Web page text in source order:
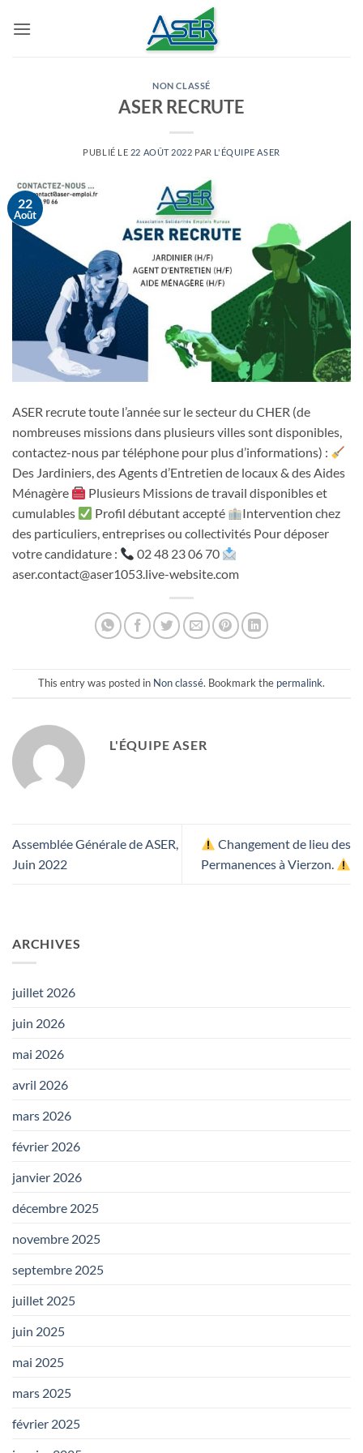
NON CLASSÉ
ASER RECRUTE
PUBLIÉ LE 22 AOÛT 2022 PAR L'ÉQUIPE ASER
22
Août
ASER recrute toute l’année sur le secteur du CHER (de
nombreuses missions dans plusieurs villes sont disponibles,
contactez-nous par téléphone pour plus d’informations) :
Des Jardiniers, des Agents d’Entretien de locaux & des Aides
Ménagère
Plusieurs Missions de travail disponibles et
cumulables
Profil débutant accepté
Intervention chez
des particuliers, entreprises ou collectivités Pour déposer
votre candidature :
02 48 23 06 70
aser.contact@aser1053.live-website.com
This entry was posted in Non classé. Bookmark the permalink.
L'ÉQUIPE ASER
Assemblée Générale de ASER,
Juin 2022
Changement de lieu des
Permanences à Vierzon.
ARCHIVES
juillet 2026
juin 2026
mai 2026
avril 2026
mars 2026
février 2026
janvier 2026
décembre 2025
novembre 2025
septembre 2025
juillet 2025
juin 2025
mai 2025
mars 2025
février 2025